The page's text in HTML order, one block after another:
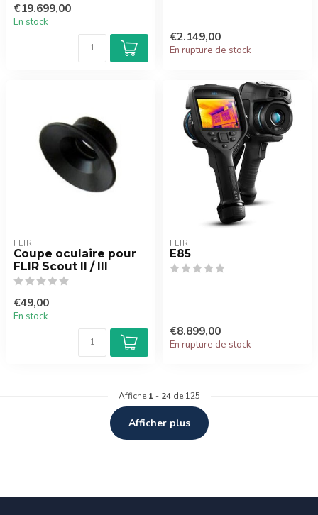
€19.699,00
En stock
€2.149,00
En rupture de stock
FLIR
Coupe oculaire pour
FLIR Scout II / III
€49,00
En stock
FLIR
E85
€8.899,00
En rupture de stock
Affiche 1- 24de 125
Afficher plus